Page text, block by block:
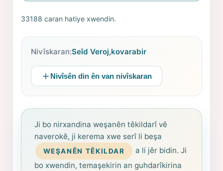
33188 caran hatiye xwendin.
Nivîskaran:Seîd Veroj,kovarabir
Nivîsên din ên van nivîskaran
Ji bo nirxandina weşanên têkildarî vê
naverokê, ji kerema xwe serî li beşa
WEŞANÊN TÊKILDAR
a li jêr bidin. Ji
bo xwendin, temaşekirin an guhdarîkirina